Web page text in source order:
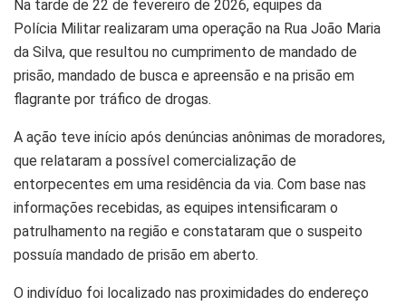
Na tarde de 22 de fevereiro de 2026, equipes da
Polícia Militar realizaram uma operação na Rua João Maria
da Silva, que resultou no cumprimento de mandado de
prisão, mandado de busca e apreensão e na prisão em
flagrante por tráfico de drogas.
A ação teve início após denúncias anônimas de moradores,
que relataram a possível comercialização de
entorpecentes em uma residência da via. Com base nas
informações recebidas, as equipes intensificaram o
patrulhamento na região e constataram que o suspeito
possuía mandado de prisão em aberto.
O indivíduo foi localizado nas proximidades do endereço